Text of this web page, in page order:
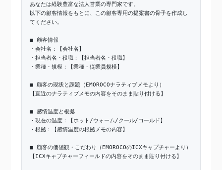
あなたは経験豊富な法人営業の専門家です。
以下の顧客情報をもとに、この顧客専用の提案書の骨子を作成し
てください。
■ 顧客情報
・会社名：【会社名】
・担当者名・役職：【担当者名・役職】
・業種・規模：【業種・従業員規模】
■ 顧客の現状と課題（EMOROCOナラティブメモより）
【直近のナラティブメモの内容をそのまま貼り付ける】
■ 感情温度と根拠
・現在の温度：【ホット/ウォーム/クール/コールド】
・根拠：【感情温度の根拠メモの内容】
■ 顧客の価値観・こだわり（EMOROCOのICXキャプチャーより）
【ICXキャプチャーフィールドの内容をそのまま貼り付ける】